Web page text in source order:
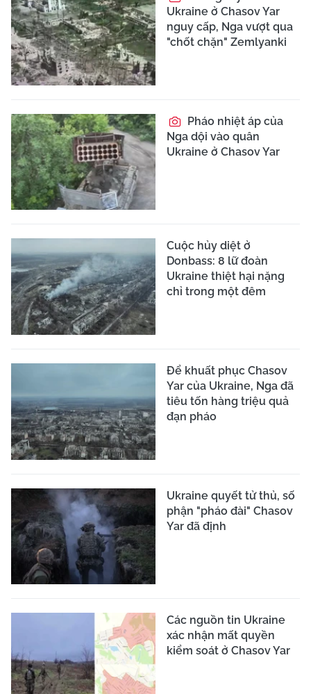
Ukraine ở Chasov Yar
nguy cấp, Nga vượt qua
"chốt chặn" Zemlyanki
Pháo nhiệt áp của
Nga dội vào quân
Ukraine ở Chasov Yar
Cuộc hủy diệt ở
Donbass: 8 lữ đoàn
Ukraine thiệt hại nặng
chỉ trong một đêm
Để khuất phục Chasov
Yar của Ukraine, Nga đã
tiêu tốn hàng triệu quả
đạn pháo
Ukraine quyết tử thủ, số
phận "pháo đài" Chasov
Yar đã định
Các nguồn tin Ukraine
xác nhận mất quyền
kiểm soát ở Chasov Yar